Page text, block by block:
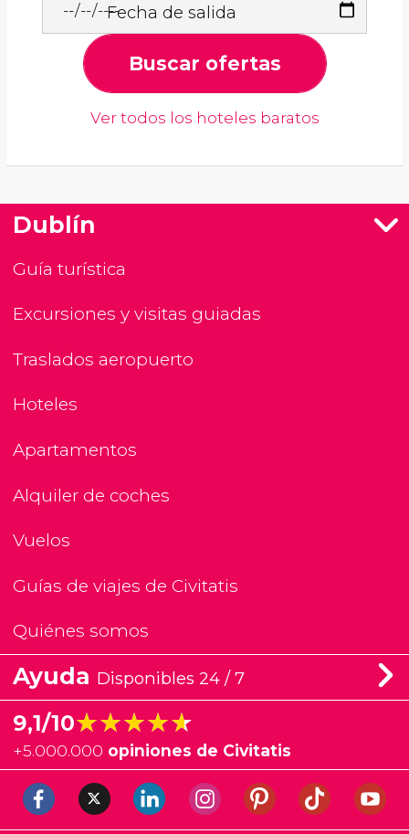
Fecha de salida
Buscar ofertas
Ver todos los hoteles baratos
Dublín
Guía turística
Excursiones y visitas guiadas
Traslados aeropuerto
Hoteles
Apartamentos
Alquiler de coches
Vuelos
Guías de viajes de Civitatis
Quiénes somos
Ayuda Disponibles 24 / 7
9,1/10★★★★★
★★★★★
+5.000.000 opiniones de Civitatis